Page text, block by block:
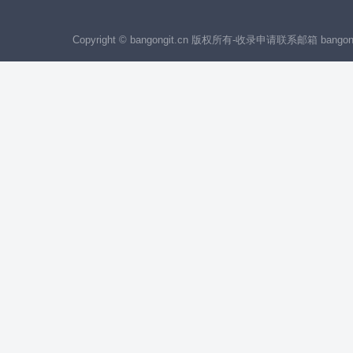
Copyright © bangongit.cn 版权所有-收录申请联系邮箱